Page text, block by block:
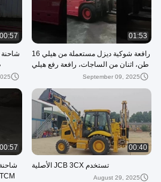
01:53
رافعة شوكية ديزل مستعملة من هيلي 16
طن، اثنان من الساجات، رافعة رفع هيلي
مستعملة بطول 3 أمتارSeptember 09, 2025
00:57
00:40
تستخدم JCB 3CX الأصلية
August 29, 2025
00:57
TCM مستعملة، بيضاء، إطار فولاذ قوي